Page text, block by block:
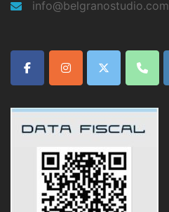
info@belgranostudio.com